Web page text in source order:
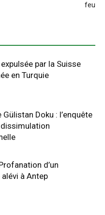
feu
par la Suisse
en Turquie
Doku : l’enquête
d’un
à Antep